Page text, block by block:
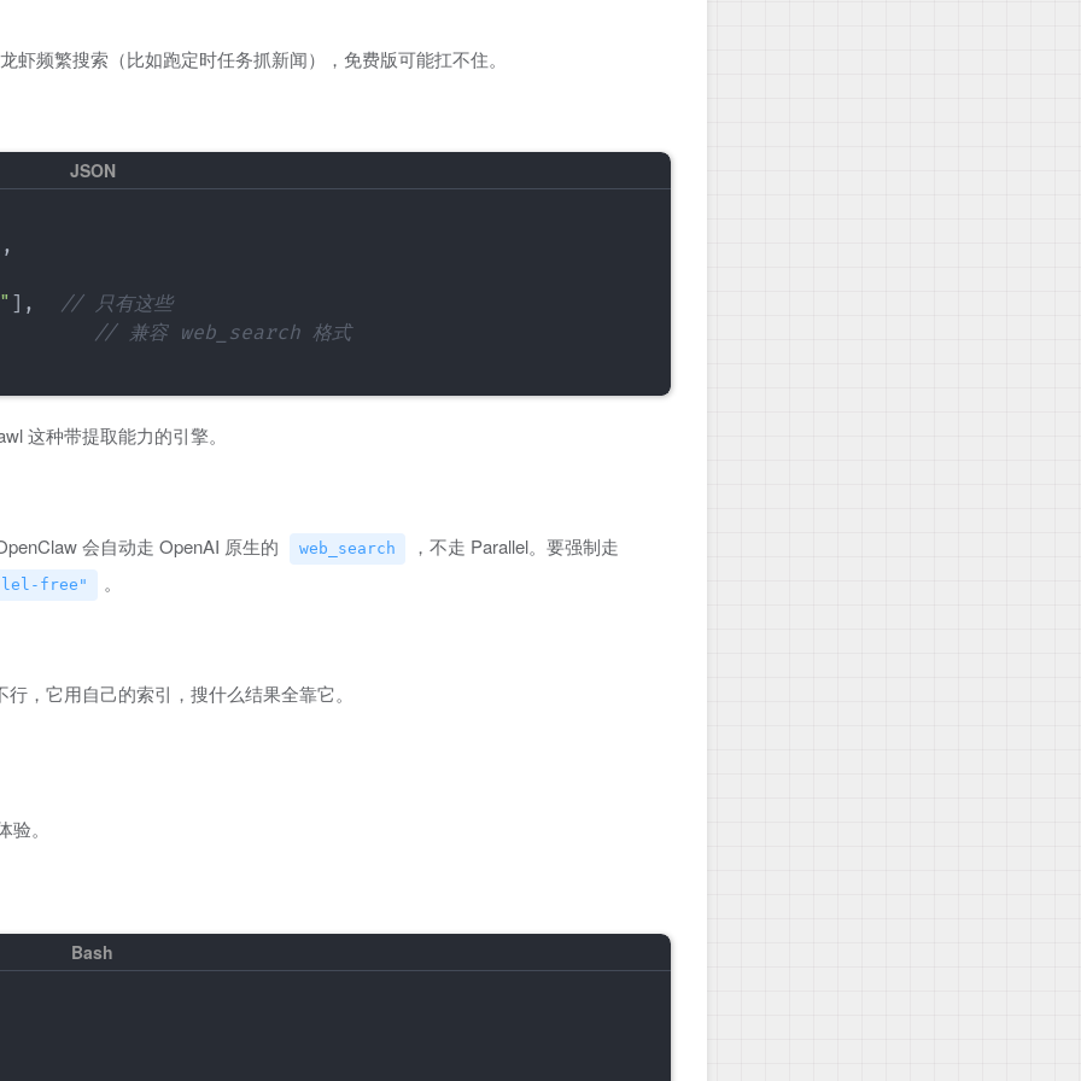
频繁搜索（比如跑定时任务抓新闻），免费版可能扛不住。
,
,
// 只有这些
// 兼容 web_search 格式
这种带提取能力的引擎。
会自动走 OpenAI 原生的 web_search ，不走 Parallel。要强制走
free" 。
，它用自己的索引，搜什么结果全靠它。
。